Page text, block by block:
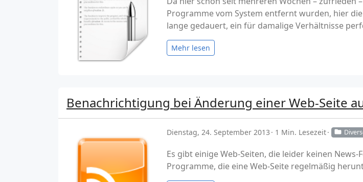
Programme vom System entfernt wurden, hier
lange gedauert, ein für damalige Verhältnisse
Mehr lesen
Benachrichtigung bei Änderung einer Web-Seite
Dienstag, 24. September 2013 1 Min. Lesezeit
Es gibt einige Web-Seiten, die leider keinen
Programme, die eine Web-Seite regelmäßig